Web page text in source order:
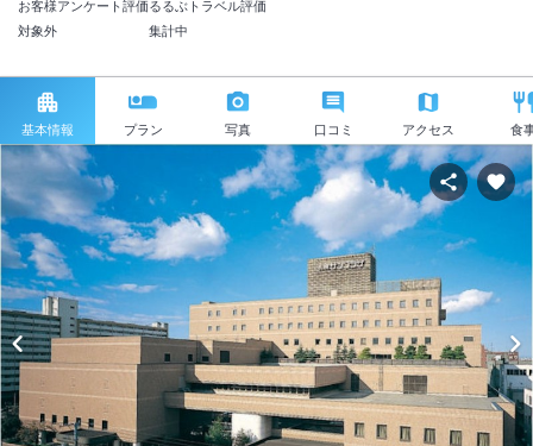
お客様アンケート評価
対象外
るるぶトラベル評価
集計中
基本情報 プラン 写真 口コミ アクセス 食